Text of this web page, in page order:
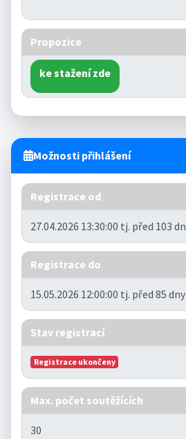
Propozice
ke stažení zde
Možnosti přihlášení
Registrace od
27.04.2026 13:30:00 tj. před 103
Registrace do
15.05.2026 12:00:00 tj. před 85
Stav registrací
Registrace ukončeny
Max. počet soutěžících
30